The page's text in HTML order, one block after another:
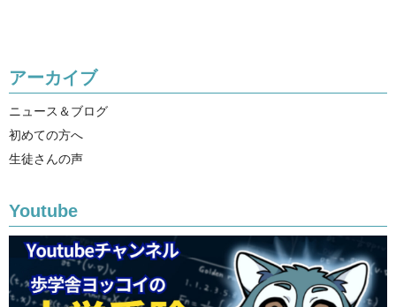
アーカイブ
ニュース＆ブログ
初めての方へ
生徒さんの声
Youtube